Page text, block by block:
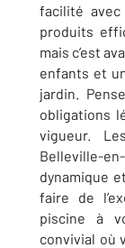
facilité
produits
mais c’est
enfants et
jardin.
obligations
vigueur.
Belleville-
dynamique
faire de
piscine à
convivial où